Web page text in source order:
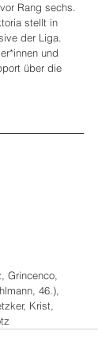
Rang sechs.
stellt in
der Liga.
und
über die
Grincenco,
46.),
Krist,